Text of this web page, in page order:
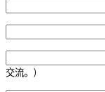
交流。）